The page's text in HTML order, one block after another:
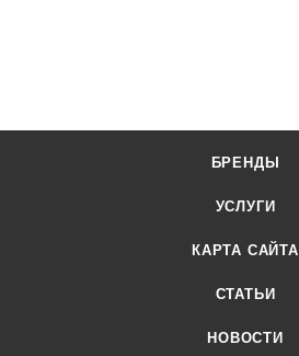
БРЕНДЫ
УСЛУГИ
КАРТА САЙТА
СТАТЬИ
НОВОСТИ